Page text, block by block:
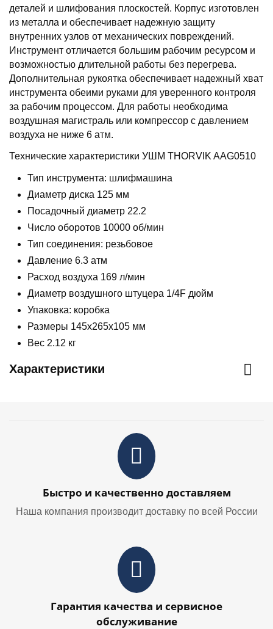
деталей и шлифования плоскостей. Корпус изготовлен
из металла и обеспечивает надежную защиту
внутренних узлов от механических повреждений.
Инструмент отличается большим рабочим ресурсом и
возможностью длительной работы без перегрева.
Дополнительная рукоятка обеспечивает надежный хват
инструмента обеими руками для уверенного контроля
за рабочим процессом. Для работы необходима
воздушная магистраль или компрессор с давлением
воздуха не ниже 6 атм.
Технические характеристики УШМ THORVIK AAG0510
Тип инструмента: шлифмашина
Диаметр диска 125 мм
Посадочный диаметр 22.2
Число оборотов 10000 об/мин
Тип соединения: резьбовое
Давление 6.3 атм
Расход воздуха 169 л/мин
Диаметр воздушного штуцера 1/4F дюйм
Упаковка: коробка
Размеры 145х265х105 мм
Вес 2.12 кг
Характеристики
Быстро и качественно доставляем
Наша компания производит доставку по всей России
Гарантия качества и сервисное
обслуживание